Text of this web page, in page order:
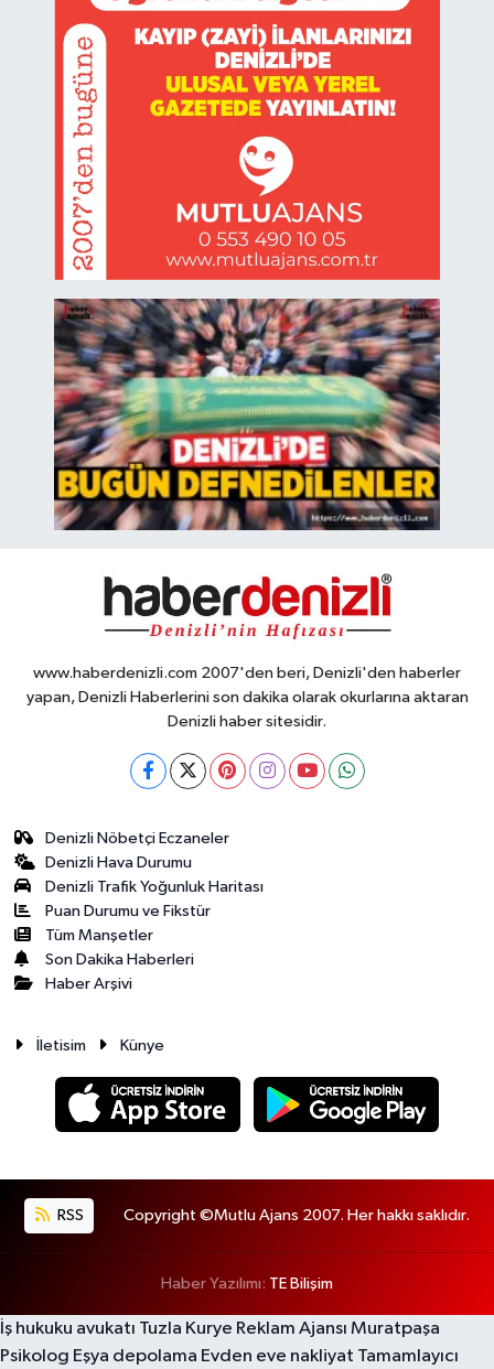
www.haberdenizli.com 2007'den beri, Denizli'den haberler
yapan, Denizli Haberlerini son dakika olarak okurlarına aktaran
Denizli haber sitesidir.
Denizli Nöbetçi Eczaneler
Denizli Hava Durumu
Denizli Trafik Yoğunluk Haritası
Puan Durumu ve Fikstür
Tüm Manşetler
Son Dakika Haberleri
Haber Arşivi
İletisim Künye
RSS Copyright ©Mutlu Ajans 2007. Her hakkı saklıdır.
Haber Yazılımı: TE Bilişim
İş hukuku avukatı Tuzla Kurye Reklam Ajansı Muratpaşa
Psikolog Eşya depolama Evden eve nakliyat Tamamlayıcı